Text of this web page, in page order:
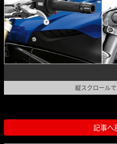
縦スクロール
記事へ